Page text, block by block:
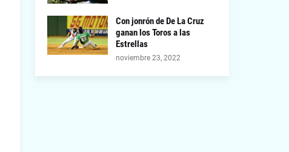
Con jonrón de De La Cruz
ganan los Toros a las
Estrellas
noviembre 23, 2022